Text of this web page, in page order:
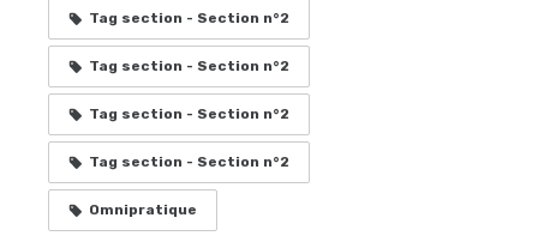
Tag section - Section n°2
Tag section - Section n°2
Tag section - Section n°2
Tag section - Section n°2
Omnipratique